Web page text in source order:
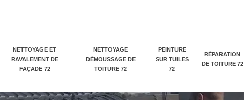
NETTOYAGE ET
RAVALEMENT DE
FAÇADE 72
NETTOYAGE
DÉMOUSSAGE DE
TOITURE 72
PEINTURE
SUR TUILES
72
RÉPARATION
DE TOITURE 72